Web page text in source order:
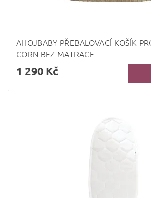
AHOJBABY PŘEBALOVACÍ KOŠÍK
CORN BEZ MATRACE
1 290 Kč